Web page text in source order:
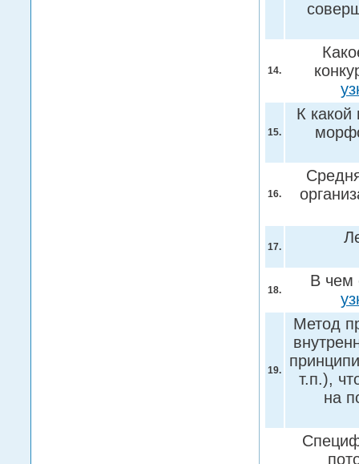
14.
15.
К какой
16.
17.
18.
В чем
19.
Метод
т.п.),
на